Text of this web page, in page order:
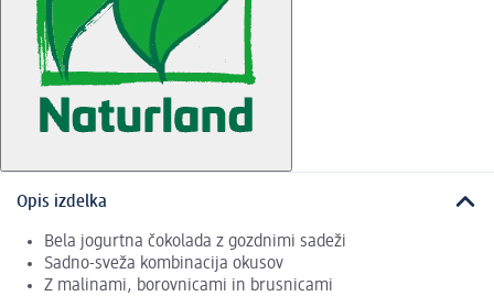
Opis izdelka
Bela jogurtna čokolada z gozdnimi sadeži
Sadno-sveža kombinacija okusov
Z malinami, borovnicami in brusnicami